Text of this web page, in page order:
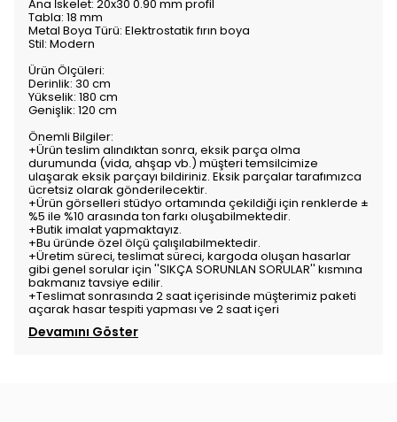
Ana İskelet: 20x30 0.90 mm profil
Tabla: 18 mm
Metal Boya Türü: Elektrostatik fırın boya
Stil: Modern
Ürün Ölçüleri:
Derinlik: 30 cm
Yükselik: 180 cm
Genişlik: 120 cm
Önemli Bilgiler:
+Ürün teslim alındıktan sonra, eksik parça olma
durumunda (vida, ahşap vb.) müşteri temsilcimize
ulaşarak eksik parçayı bildiriniz. Eksik parçalar tarafımızca
ücretsiz olarak gönderilecektir.
+Ürün görselleri stüdyo ortamında çekildiği için renklerde ±
%5 ile %10 arasında ton farkı oluşabilmektedir.
+Butik imalat yapmaktayız.
+Bu üründe özel ölçü çalışılabilmektedir.
+Üretim süreci, teslimat süreci, kargoda oluşan hasarlar
gibi genel sorular için ''SIKÇA SORUNLAN SORULAR'' kısmına
bakmanız tavsiye edilir.
+Teslimat sonrasında 2 saat içerisinde müşterimiz paketi
açarak hasar tespiti yapması ve 2 saat içeri
Devamını Göster